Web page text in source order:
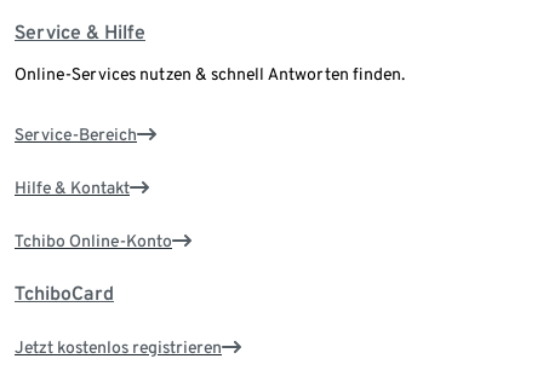
Service & Hilfe
Online-Services nutzen & schnell Antworten finden.
Service-Bereich
Hilfe & Kontakt
Tchibo Online-Konto
TchiboCard
Jetzt kostenlos registrieren